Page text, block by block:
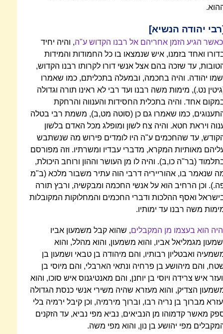
יהודה הנשיא]
הגיע הזמן אחריהם אל רבנו הקדוש ע"ה, והיה יחיד
ואחד בזמנו, איש שנמצאו בו כל החמודות והמידות
עד שזכה בהם אצל אנשי דורו לקרותו רבנו הקדוש,
יהודה. והיה בחכמה, ובמעלה בתכליתם, כמו שאמרו
נט.), מימות משה רבנו ועד רבי לא ראינו תורה וגדולה
אחד. והיה בתכלית החסידות והענווה והרחקת
כמו שאמרו גם כן (סוטה מט,ב), משמת רבי בטלה
ויראת חטא. והיה צח לשון ומופלג מכל האדם בלשון
עד שהחכמים ע"ה היו לומדים פירוש מה שנשתבש
מאותיות המקרא, מדברי עבדיו ומשרתיו. וזה מפורסם
(בר"ה כו,ב). והיה לו מן העושר וההון ורוחב היכולת,
שנאמר בו, אהורייריה דרבי הוה עתיר משבור מלכא (ב"מ
וכן הרחיב הוא על אנשי החכמה ומבקשיה, ורבץ תורה
ואסף ההלכות ודברי החכמים והמחלוקות המקובלות
משה רבנו עד ימותיו.
הוא בעצמו מן המקבלים, שהוא קבל משמעון אביו
מגמליאל אביו, והוא משמעון, והוא מהלל, והוא
ואבטליון רבותיו, והם מיהודה בן טבאי ושמעון בן
והם מיהושע בן פרחיה ונתאי הארבלי, והם מיוסי בן
איש צרידה ויוסי בן יוחנן, והם מאנטיגנוס איש סוכו, והוא
הצדיק, והוא מעזרא שהיה משירי אנשי כנסת הגדולה
מברוך בן נריה רבו, וברוך מירמיה, וכן קיבל ירמיה בלי
מאשר קדמוהו מן הנביאים, נביא מפי נביא, עד הזקנים
מפי יהושע בן נון, והוא מפי משה.